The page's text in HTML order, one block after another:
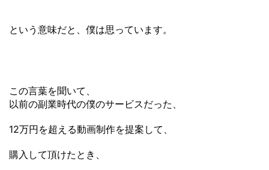
という意味だと、僕は思っています。
この言葉を聞いて、
以前の副業時代の僕のサービスだった、
12万円を超える動画制作を提案して、
購入して頂けたとき、